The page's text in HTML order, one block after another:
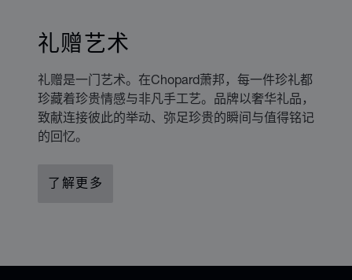
礼赠艺术
礼赠是一门艺术。在Chopard萧邦，每一件珍礼都
珍藏着珍贵情感与非凡手工艺。品牌以奢华礼品，
致献连接彼此的举动、弥足珍贵的瞬间与值得铭记
的回忆。
了解更多